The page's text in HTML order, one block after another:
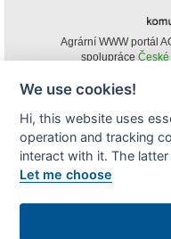
Agrární WWW portál
spolupráce
obsahu agrárního
(pokud není uvedeno jinak)
www.agris.cz
We use cookies!
Hi, this website uses
operation and tracking
interact with it. The
Let me choose